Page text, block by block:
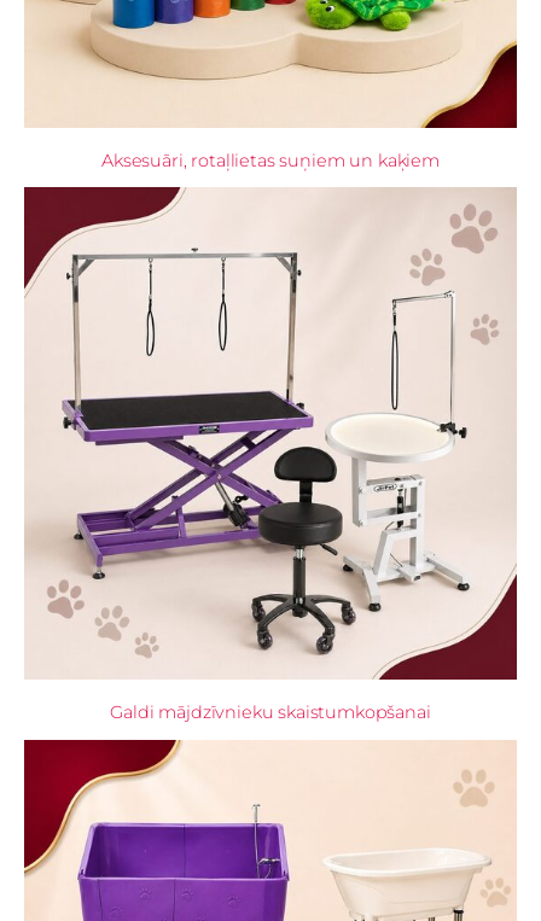
Aksesuāri, rotaļlietas suņiem un kaķiem
Galdi mājdzīvnieku skaistumkopšanai